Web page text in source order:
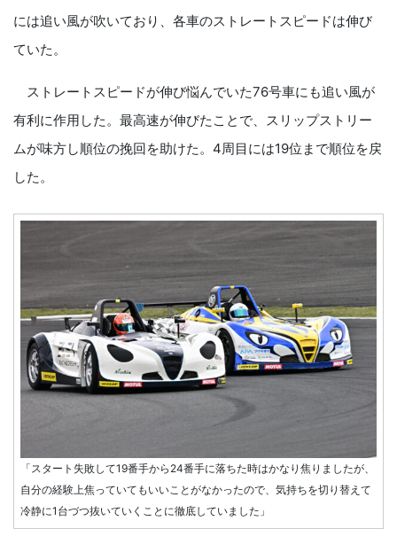
には追い風が吹いており、各車のストレートスピードは伸び
ていた。
ストレートスピードが伸び悩んでいた76号車にも追い風が
有利に作用した。最高速が伸びたことで、スリップストリー
ムが味方し順位の挽回を助けた。4周目には19位まで順位を戻
した。
「スタート失敗して19番手から24番手に落ちた時はかなり焦りましたが、
自分の経験上焦っていてもいいことがなかったので、気持ちを切り替えて
冷静に1台づつ抜いていくことに徹底していました」